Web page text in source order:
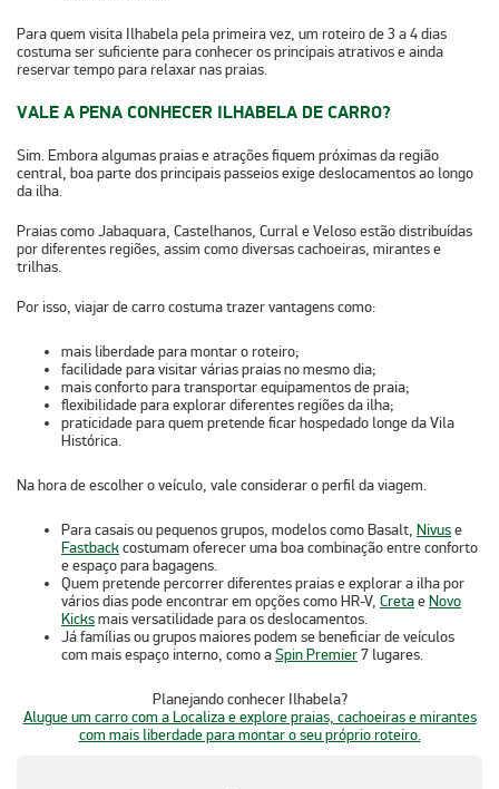
Para quem visita Ilhabela pela primeira vez, um roteiro de3 a 4 dias
costuma ser suficiente para conhecer os principais atrativos e ainda
reservar tempo para relaxar nas praias.
VALE A PENA CONHECER ILHABELA DE CARRO?
Sim. Embora algumas praias e atrações fiquem próximas da região
central, boa parte dos principais passeios exige deslocamentos ao longo
da ilha.
Praias como Jabaquara, Castelhanos, Curral e Veloso estão distribuídas
por diferentes regiões, assim como diversas cachoeiras, mirantes e
trilhas.
Por isso, viajar de carro costuma trazer vantagens como:
mais liberdade para montar o roteiro;
facilidade para visitar várias praias no mesmo dia;
mais conforto para transportar equipamentos de praia;
flexibilidade para explorar diferentes regiões da ilha;
praticidade para quem pretende ficar hospedado longe da Vila
Histórica.
Na hora de escolher o veículo, vale considerar o perfil da viagem.
Para casais ou pequenos grupos, modelos comoBasalt, Nivuse
Fastbackcostumam oferecer uma boa combinação entre conforto
e espaço para bagagens.
Quem pretende percorrer diferentes praias e explorar a ilha por
vários dias pode encontrar em opções comoHR-V, CretaeNovo
Kicksmais versatilidade para os deslocamentos.
Já famílias ou grupos maiores podem se beneficiar de veículos
com mais espaço interno, como aSpin Premier7 lugares.
Planejando conhecer Ilhabela?
Alugue um carro com a Localiza e explore praias, cachoeiras e mirantes
com mais liberdade para montar o seu próprio roteiro.